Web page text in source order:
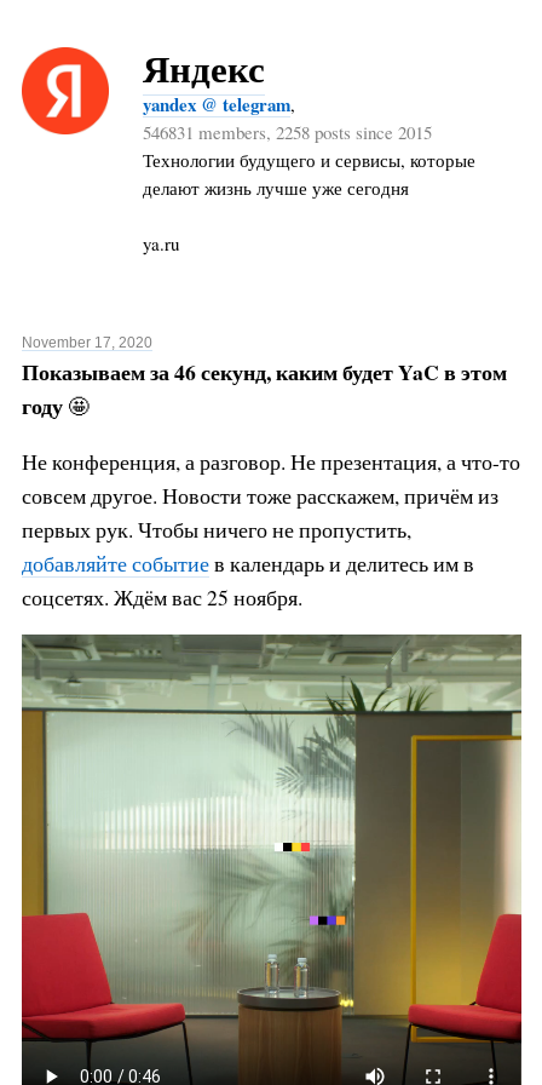
Яндекс
yandex @ telegram,
546831 members, 2258 posts since 2015
Технологии будущего и сервисы, которые
делают жизнь лучше уже сегодня
ya.ru
November 17, 2020
Показываем за 46 секунд, каким будет YaC в этом
году🤩
Не конференция, а разговор. Не презентация, а что-то
совсем другое. Новости тоже расскажем, причём из
первых рук. Чтобы ничего не пропустить,
добавляйте событиев календарь и делитесь им в
соцсетях. Ждём вас 25 ноября.